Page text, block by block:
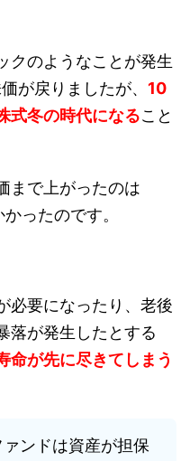
クのようなことが発生
が戻りましたが、 10
式冬の時代になること
まで上がったのは
ったのです。
必要になったり、老後
落が発生したとする
命が先に尽きてしまう
ンドは資産が担保